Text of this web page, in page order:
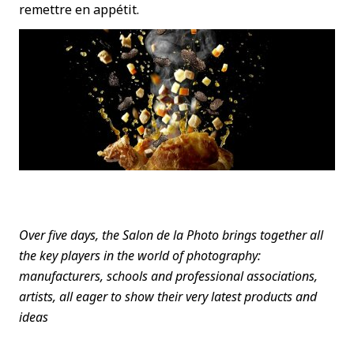
remettre en appétit.
Over five days, the Salon de la Photo brings together all
the key players in the world of photography:
manufacturers, schools and professional associations,
artists, all eager to show their very latest products and
ideas